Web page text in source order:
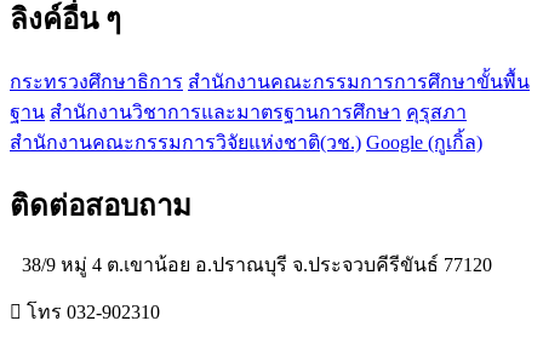
ลิงค์อื่น ๆ
กระทรวงศึกษาธิการ สำนักงานคณะกรรมการการศึกษาขั้นพื้น
ฐาน สำนักงานวิชาการและมาตรฐานการศึกษา คุรุสภา
สำนักงานคณะกรรมการวิจัยแห่งชาติ(วช.) Google (กูเกิ้ล)
ติดต่อสอบถาม
38/9 หมู่ 4 ต.เขาน้อย อ.ปราณบุรี จ.ประจวบคีรีขันธ์ 77120
โทร 032-902310